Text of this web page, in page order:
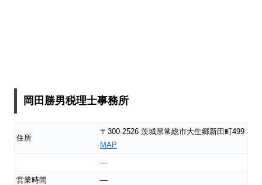
岡田勝男税理士事務所
住所
〒300-2526 茨城県常総市大生郷新田町499
MAP
―
営業時間
―